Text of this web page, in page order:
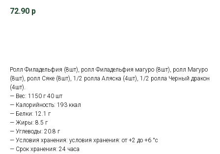
72.90 р
Ролл Филадельфия (8шт), ролл Филадельфия магуро (8шт), ролл Магуро
(8шт), ролл Сяке (8шт), 1/2 ролла Аляска (4шт), 1/2 ролла Черный дракон
(4шт).
— Вес: 1150 г 40 шт
— Калорийность: 193 ккал
— Белки: 12.1 г
— Жиры: 8.5 г
— Углеводы: 20.8 г
— Условия хранения: условия хранения: от +2 до +6 °с
— Срок хранения: 24 часа